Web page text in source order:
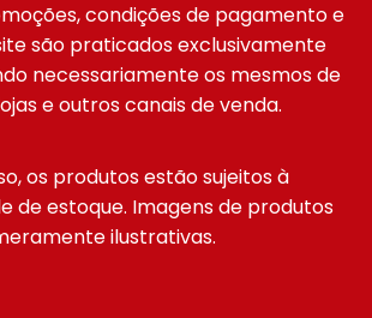
condições de pagamento e
são praticados exclusivamente
necessariamente os mesmos de
e outros canais de venda.
os produtos estão sujeitos à
de estoque. Imagens de produtos
ilustrativas.